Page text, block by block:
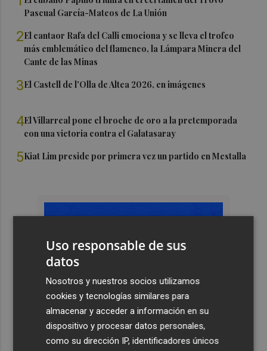
Pascual García-Mateos de La Unión
2El cantaor Rafa del Calli emociona y se lleva el trofeo
más emblemático del flamenco, la Lámpara Minera del
Cante de las Minas
3El Castell de l'Olla de Altea 2026, en imágenes
4El Villarreal pone el broche de oro a la pretemporada
con una victoria contra el Galatasaray
5Kiat Lim preside por primera vez un partido en Mestalla
Uso responsable de sus
datos
Nosotros y nuestros socios utilizamos
cookies y tecnologías similares para
almacenar y acceder a información en su
dispositivo y procesar datos personales,
como su dirección IP, identificadores únicos